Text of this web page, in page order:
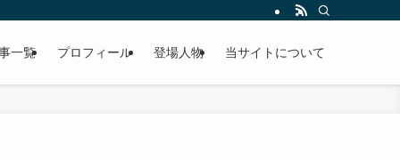
一覧 プロフィール 登場人物 当サイトについて